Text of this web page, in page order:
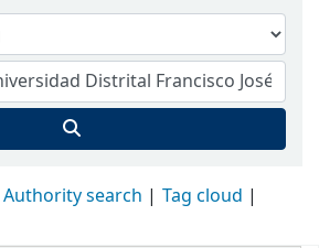
Authority search
Tag cloud